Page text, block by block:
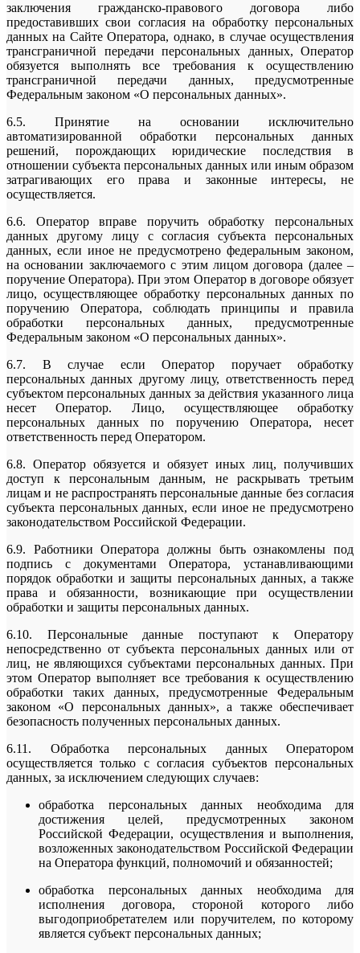
заключения гражданско-правового договора либо
предоставивших свои согласия на обработку персональных
данных на Сайте Оператора, однако, в случае осуществления
трансграничной передачи персональных данных, Оператор
обязуется выполнять все требования к осуществлению
трансграничной передачи данных, предусмотренные
Федеральным законом «О персональных данных».
6.5. Принятие на основании исключительно
автоматизированной обработки персональных данных
решений, порождающих юридические последствия в
отношении субъекта персональных данных или иным образом
затрагивающих его права и законные интересы, не
осуществляется.
6.6. Оператор вправе поручить обработку персональных
данных другому лицу с согласия субъекта персональных
данных, если иное не предусмотрено федеральным законом,
на основании заключаемого с этим лицом договора (далее –
поручение Оператора). При этом Оператор в договоре обязует
лицо, осуществляющее обработку персональных данных по
поручению Оператора, соблюдать принципы и правила
обработки персональных данных, предусмотренные
Федеральным законом «О персональных данных».
6.7. В случае если Оператор поручает обработку
персональных данных другому лицу, ответственность перед
субъектом персональных данных за действия указанного лица
несет Оператор. Лицо, осуществляющее обработку
персональных данных по поручению Оператора, несет
ответственность перед Оператором.
6.8. Оператор обязуется и обязует иных лиц, получивших
доступ к персональным данным, не раскрывать третьим
лицам и не распространять персональные данные без согласия
субъекта персональных данных, если иное не предусмотрено
законодательством Российской Федерации.
6.9. Работники Оператора должны быть ознакомлены под
подпись с документами Оператора, устанавливающими
порядок обработки и защиты персональных данных, а также
права и обязанности, возникающие при осуществлении
обработки и защиты персональных данных.
6.10. Персональные данные поступают к Оператору
непосредственно от субъекта персональных данных или от
лиц, не являющихся субъектами персональных данных. При
этом Оператор выполняет все требования к осуществлению
обработки таких данных, предусмотренные Федеральным
законом «О персональных данных», а также обеспечивает
безопасность полученных персональных данных.
6.11. Обработка персональных данных Оператором
осуществляется только с согласия субъектов персональных
данных, за исключением следующих случаев:
обработка персональных данных необходима для
достижения целей, предусмотренных законом
Российской Федерации, осуществления и выполнения,
возложенных законодательством Российской Федерации
на Оператора функций, полномочий и обязанностей;
обработка персональных данных необходима для
исполнения договора, стороной которого либо
выгодоприобретателем или поручителем, по которому
является субъект персональных данных;